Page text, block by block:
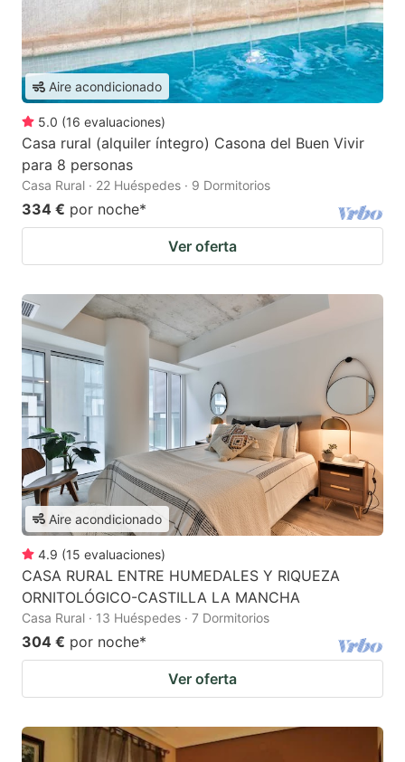
Aire acondicionado
5.0 (16 evaluaciones)
Casa rural (alquiler íntegro) Casona del Buen Vivir
para 8 personas
Casa Rural · 22 Huéspedes · 9 Dormitorios
334 € por noche*
Ver oferta
Aire acondicionado
4.9 (15 evaluaciones)
CASA RURAL ENTRE HUMEDALES Y RIQUEZA
ORNITOLÓGICO-CASTILLA LA MANCHA
Casa Rural · 13 Huéspedes · 7 Dormitorios
304 € por noche*
Ver oferta